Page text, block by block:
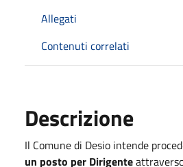
Allegati
Contenuti correlati
Descrizione
Il Comune di Desio intende
un posto per Dirigente